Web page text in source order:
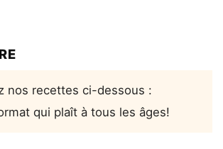
nos recettes ci-dessous :
qui plaît à tous les âges!